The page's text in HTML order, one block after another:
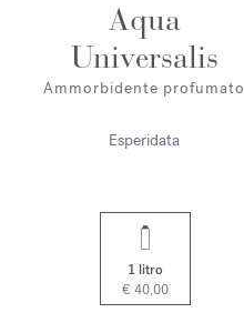
Aqua
Universalis
Ammorbidente profumato
Esperidata
1 litro
€ 40,00